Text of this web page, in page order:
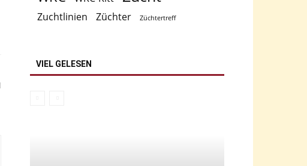
Zuchtlinien Züchter Züchtertreff
VIEL GELESEN